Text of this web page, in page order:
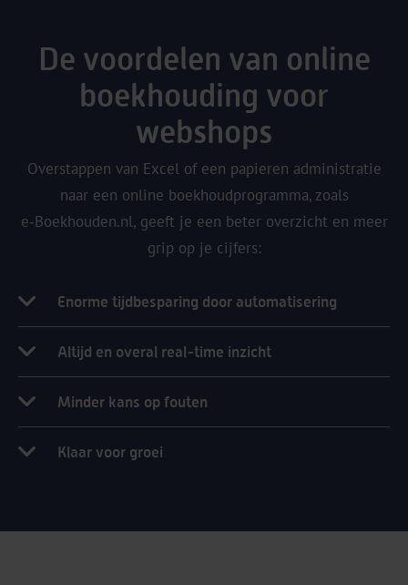
De voordelen van online
boekhouding voor
webshops
Overstappen van Excel of een papieren administratie
naar een online boekhoudprogramma, zoals
e‑Boekhouden.nl, geeft je een beter overzicht en meer
grip op je cijfers:
Enorme tijdbesparing door automatisering
Altijd en overal real-time inzicht
Minder kans op fouten
Klaar voor groei